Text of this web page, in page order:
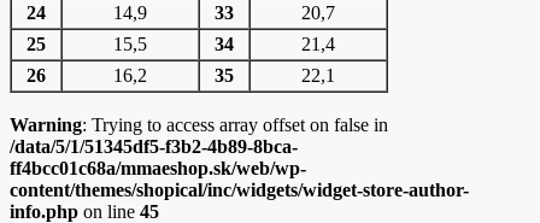
24
14,9 33
20,7
25
15,5 34
21,4
26
16,2 35 22,1
Warning: Trying to access array offset on false in
/data/5/1/51345df5-f3b2-4b89-8bca-
ff4bcc01c68a/mmaeshop.sk/web/wp-
content/themes/shopical/inc/widgets/widget-store-author-
info.php on line 45